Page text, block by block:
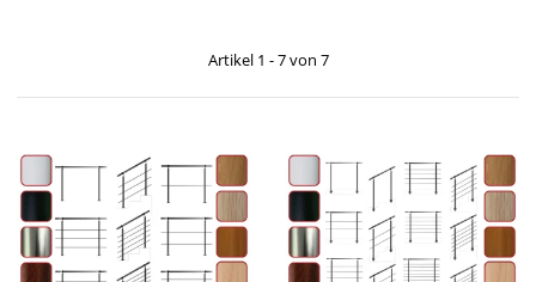
Artikel 1 - 7 von 7